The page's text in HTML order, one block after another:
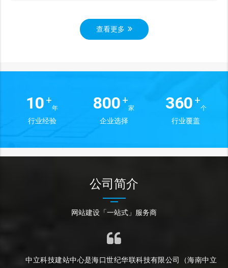
查看更多
10 +
年
行业经验
800 +
家
企业选择
360 +
个
行业覆盖
公司简介
网站建设「一站式」服务商
中立科技建站中心是海口世纪华联科技有限公司（海南中立